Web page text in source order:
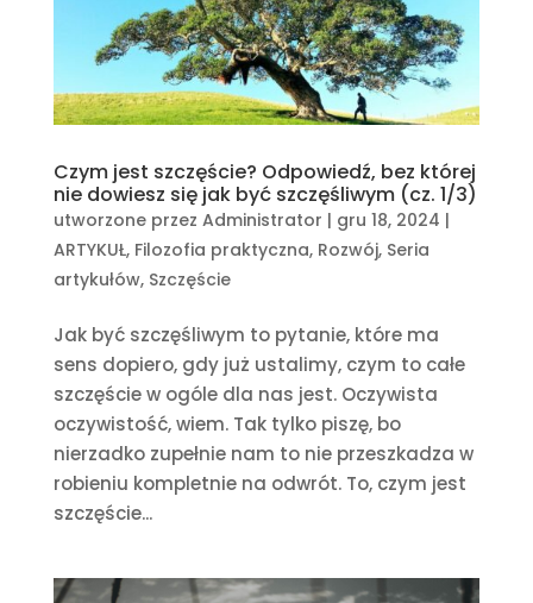
Czym jest szczęście? Odpowiedź, bez której
nie dowiesz się jak być szczęśliwym (cz. 1/3)
utworzone przez Administrator | gru 18, 2024 |
ARTYKUŁ, Filozofia praktyczna, Rozwój, Seria
artykułów, Szczęście
Jak być szczęśliwym to pytanie, które ma
sens dopiero, gdy już ustalimy, czym to całe
szczęście w ogóle dla nas jest. Oczywista
oczywistość, wiem. Tak tylko piszę, bo
nierzadko zupełnie nam to nie przeszkadza w
robieniu kompletnie na odwrót. To, czym jest
szczęście...